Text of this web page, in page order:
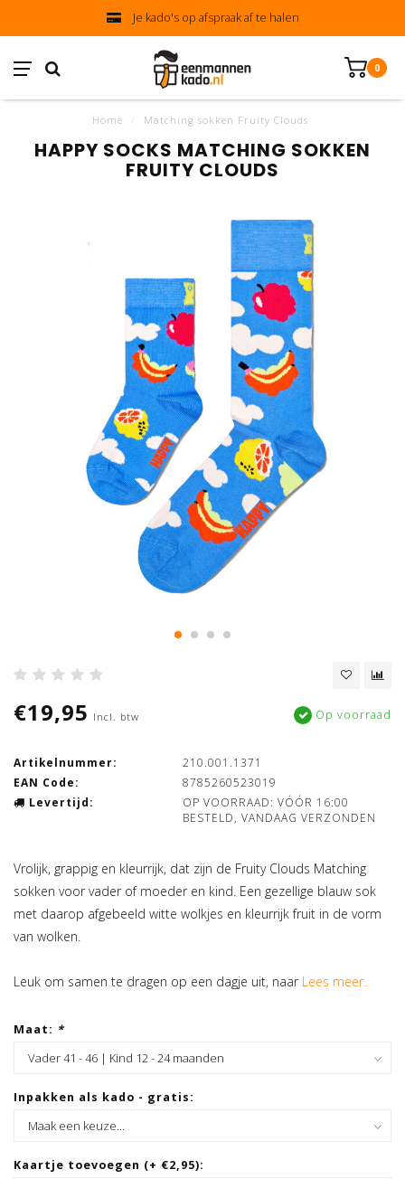
Je kado's op afspraak af te halen
0
Home Matching sokken Fruity Clouds
HAPPY SOCKS MATCHING SOKKEN
FRUITY CLOUDS
€19,95 Incl. btw Op voorraad
Artikelnummer:
210.001.1371
EAN Code:
8785260523019
Levertijd:
OP VOORRAAD: VÓÓR 16:00
BESTELD, VANDAAG VERZONDEN
Vrolijk, grappig en kleurrijk, dat zijn de Fruity Clouds Matching
sokken voor vader of moeder en kind. Een gezellige blauw sok
met daarop afgebeeld witte wolkjes en kleurrijk fruit in de vorm
van wolken.
Leuk om samen te dragen op een dagje uit, naar Lees meer..
Maat: *
Inpakken als kado - gratis:
Kaartje toevoegen (+ €2,95):